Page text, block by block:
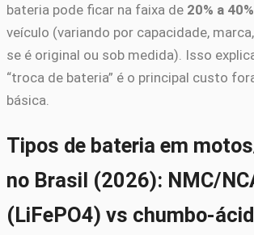
bateria pode ficar na faixa de 20% a 40%
veículo (variando por capacidade,
se é original ou sob medida). Isso
“troca de bateria” é o principal custo
básica.
Tipos de bateria em
no Brasil (2026): NMC/
(LiFePO4) vs chumbo-